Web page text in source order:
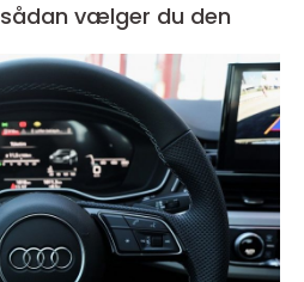
vælger du den